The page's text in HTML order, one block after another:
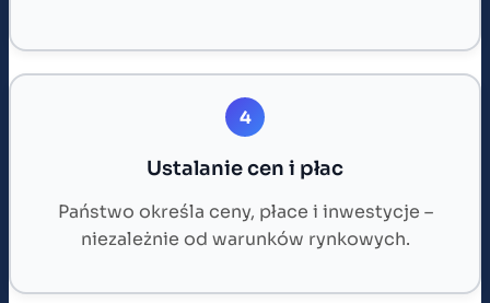
4
Ustalanie cen i płac
Państwo określa ceny, płace i inwestycje –
niezależnie od warunków rynkowych.